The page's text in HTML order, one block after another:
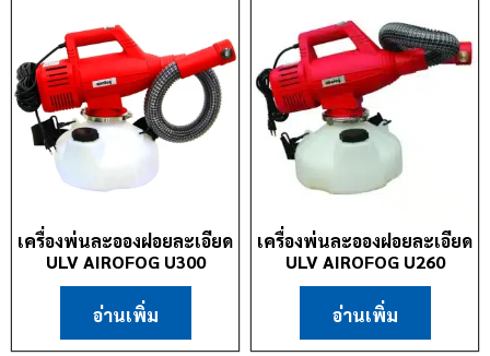
เครื่องพ่นละอองฝอยละเอียด
ULV AIROFOG U300
อ่านเพิ่ม
เครื่องพ่นละอองฝอยละเอียด
ULV AIROFOG U260
อ่านเพิ่ม